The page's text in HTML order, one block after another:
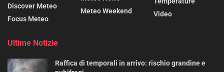
Discover Meteo
Focus Meteo
Meteo Weekend
Video
Ultime Notizie
Raffica di temporali in arrivo: rischio grandine e